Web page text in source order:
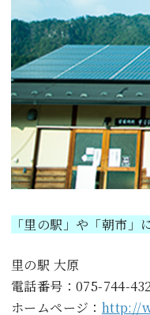
「里の駅」や「朝市
里の駅 大原
電話番号：075-744-
ホームページ： http://